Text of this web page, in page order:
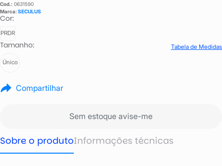
Cod.: 0631590
Marca: SECULUS
Cor:
PRDR
Tamanho: Tabela de Medidas
Único
Compartilhar
Sem estoque avise-me
Sobre o produtoInformações técnicas